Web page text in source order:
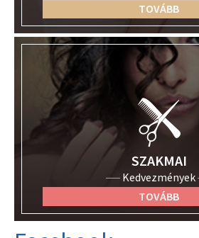
TOVÁBB
SZAKMAI
Kedvezmények
TOVÁBB